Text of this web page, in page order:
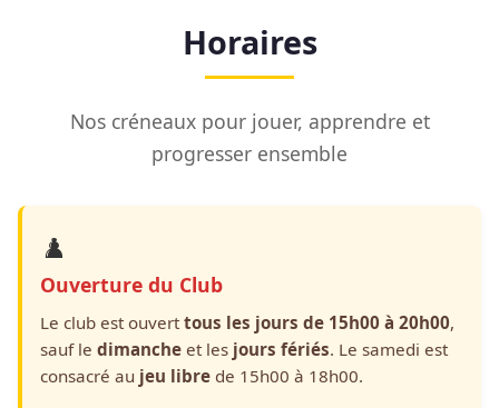
Horaires
Nos créneaux pour jouer, apprendre et
progresser ensemble
♟️
Ouverture du Club
Le club est ouvert tous les jours de 15h00 à 20h00,
sauf le dimanche et les jours fériés. Le samedi est
consacré au jeu libre de 15h00 à 18h00.